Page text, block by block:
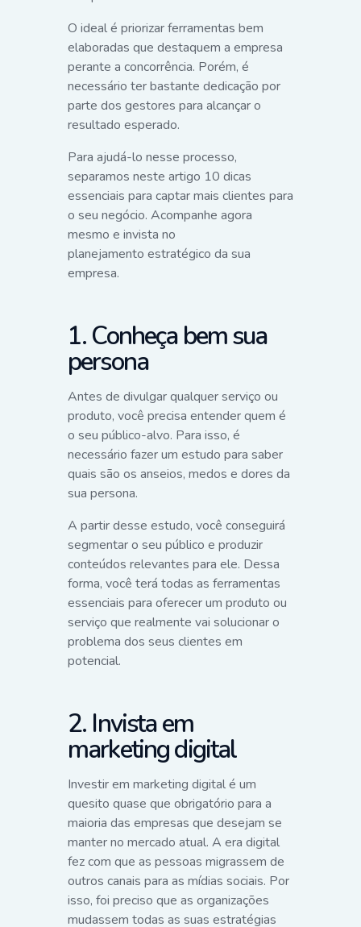
O ideal é priorizar ferramentas bem
elaboradas que destaquem a empresa
perante a concorrência. Porém, é
necessário ter bastante dedicação por
parte dos gestores para alcançar o
resultado esperado.
Para ajudá-lo nesse processo,
separamos neste artigo 10 dicas
essenciais para captar mais clientes para
o seu negócio. Acompanhe agora
mesmo e invista no
planejamento estratégico da sua
empresa.
1. Conheça bem sua
persona
Antes de divulgar qualquer serviço ou
produto, você precisa entender quem é
o seu público-alvo. Para isso, é
necessário fazer um estudo para saber
quais são os anseios, medos e dores da
sua persona.
A partir desse estudo, você conseguirá
segmentar o seu público e produzir
conteúdos relevantes para ele. Dessa
forma, você terá todas as ferramentas
essenciais para oferecer um produto ou
serviço que realmente vai solucionar o
problema dos seus clientes em
potencial.
2. Invista em
marketing digital
Investir em marketing digital é um
quesito quase que obrigatório para a
maioria das empresas que desejam se
manter no mercado atual. A era digital
fez com que as pessoas migrassem de
outros canais para as mídias sociais. Por
isso, foi preciso que as organizações
mudassem todas as suas estratégias